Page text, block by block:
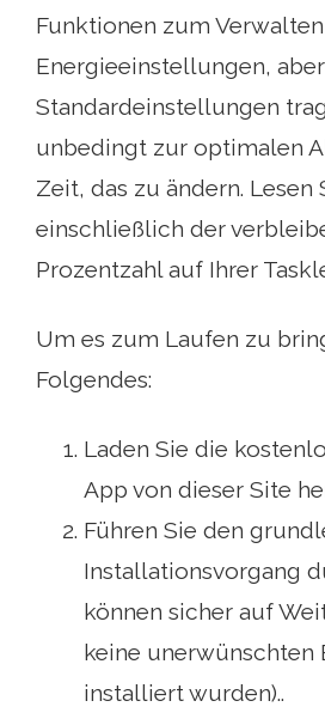
Funktionen zum
Energieeinstellungen,
Standardeinstellungen
unbedingt zur optimalen
Zeit, das zu ändern. Lesen
einschließlich der
Prozentzahl auf Ihrer
Um es zum Laufen zu
Folgendes:
Laden Sie die
App von dieser Site
Führen Sie den
Installationsvorgang
können sicher auf
keine unerwünschten
installiert wurden)..